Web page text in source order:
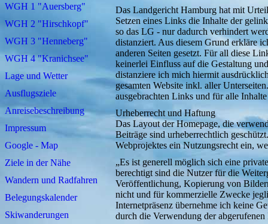
WGH 1 "Auersberg"
WGH 2 "Hirschkopf"
WGH 3 "Henneberg"
WGH 4 "Kranichsee"
Lage und Wetter
Ausflugsziele
Anreisebeschreibung
Impressum
Google - Map
Ziele in der Nähe
Wandern und Radfahren
Belegungskalender
Skiwanderungen
Das Landgericht Hamburg hat mit
Setzen eines Links die Inhalte der
so das LG - nur dadurch verhindert
distanziert. Aus diesem Grund erkläre
anderen Seiten gesetzt. Für all diese
keinerlei Einfluss auf die Gestaltung
distanziere ich mich hiermit
gesamten Website inkl. aller
ausgebrachten Links und für alle
Urheberrecht und Haftung
Das Layout der Homepage, die
Beiträge sind urheberrechtlich
Webprojektes ein Nutzungsrecht ein,
„Es ist generell möglich sich eine
berechtigt sind die Nutzer für die
Veröffentlichung, Kopierung von
nicht und für kommerzielle Zwecke
Internetpräsenz übernehme ich keine
durch die Verwendung der